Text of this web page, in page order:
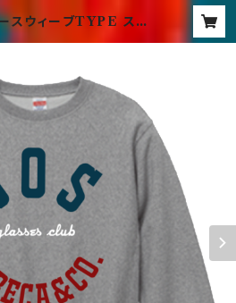
スウィーブTYPE スウ